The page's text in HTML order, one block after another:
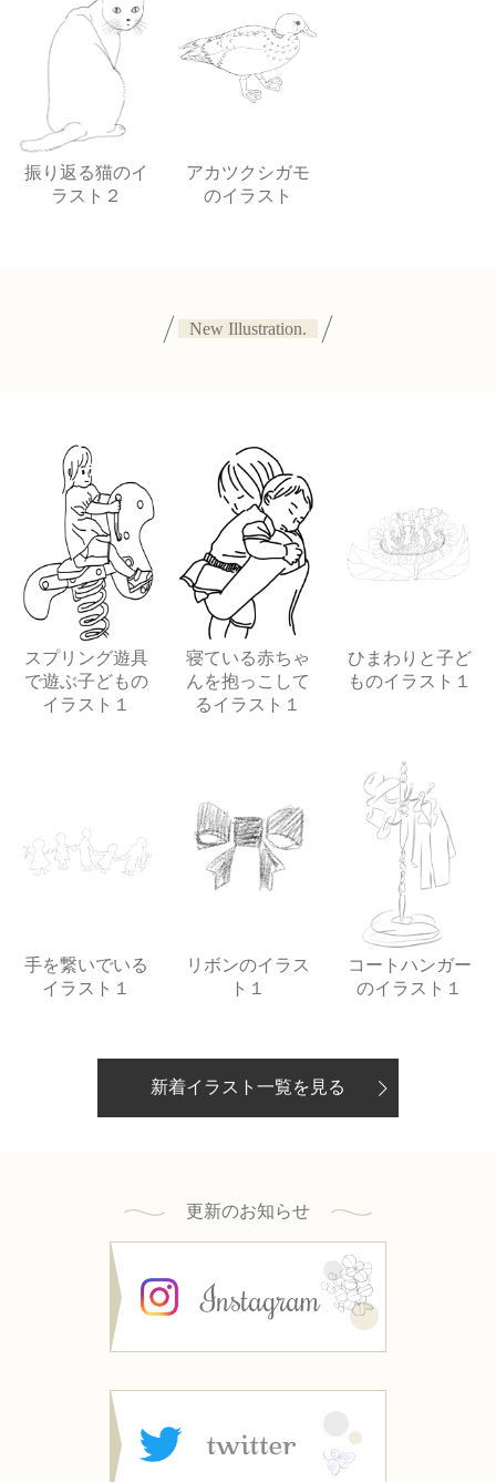
振り返る猫のイ
ラスト２
アカツクシガモ
のイラスト
New Illustration.
スプリング遊具
で遊ぶ子どもの
イラスト１
寝ている赤ちゃ
んを抱っこして
るイラスト１
ひまわりと子ど
ものイラスト１
手を繋いでいる
イラスト１
リボンのイラス
ト１
コートハンガー
のイラスト１
新着イラスト一覧を見る
更新のお知らせ